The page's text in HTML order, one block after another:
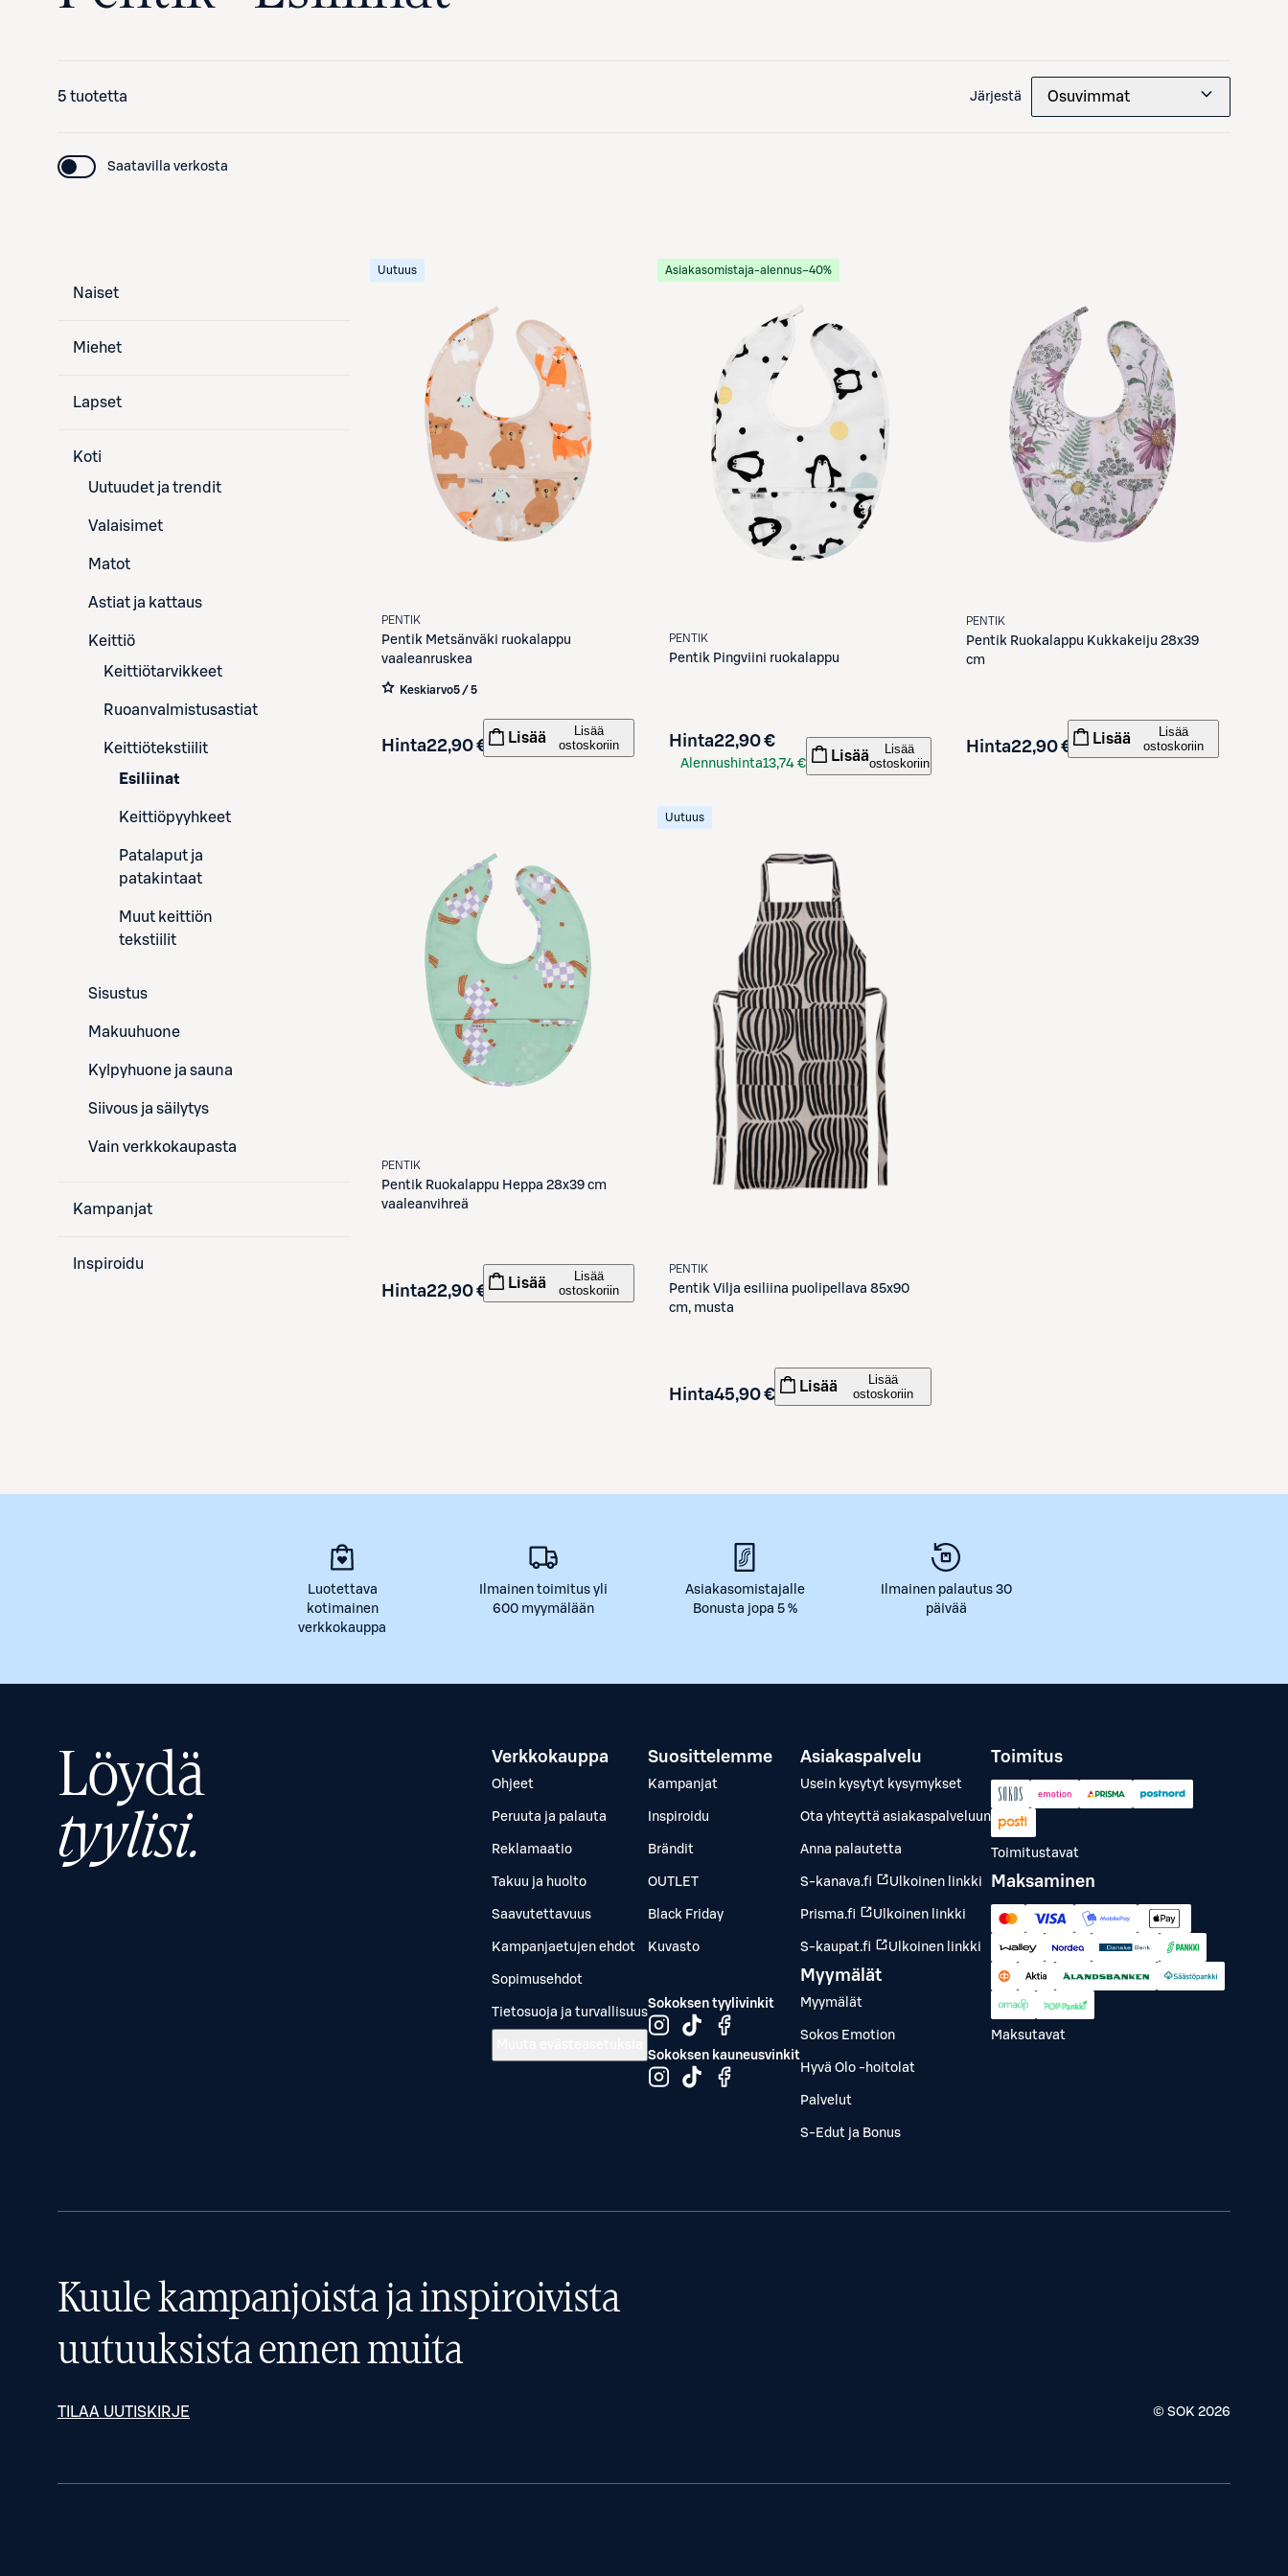
5 tuotetta Järjestä Osuvimmat
Saatavilla verkosta
Naiset
Miehet
Lapset
Koti
Uutuudet ja trendit
Valaisimet
Matot
Astiat ja kattaus
Keittiö
Keittiötarvikkeet
Ruoanvalmistusastiat
Keittiötekstiilit
Esiliinat
Keittiöpyyhkeet
Patalaput ja
patakintaat
Muut keittiön
tekstiilit
Sisustus
Makuuhuone
Kylpyhuone ja sauna
Siivous ja säilytys
Vain verkkokaupasta
Kampanjat
Inspiroidu
Uutuus
PENTIK
Pentik Metsänväki ruokalappu
vaaleanruskea
Keskiarvo5 / 5
Hinta22,90 € Lisää
Lisää
ostoskoriin
Asiakasomistaja-alennus−40%
PENTIK
Pentik Pingviini ruokalappu
Hinta22,90 €
Alennushinta13,74 € Lisää
Lisää
ostoskoriin
PENTIK
Pentik Ruokalappu Kukkakeiju 28x39
cm
Hinta22,90 € Lisää
Lisää
ostoskoriin
PENTIK
Pentik Ruokalappu Heppa 28x39 cm
vaaleanvihreä
Hinta22,90 € Lisää
Lisää
ostoskoriin
Uutuus
PENTIK
Pentik Vilja esiliina puolipellava 85x90
cm, musta
Hinta45,90 € Lisää
Lisää
ostoskoriin
Luotettava
kotimainen
verkkokauppa
Ilmainen toimitus yli
600 myymälään
Asiakasomistajalle
Bonusta jopa 5 %
Ilmainen palautus 30
päivää
Löydä
tyylisi.
Verkkokauppa
Ohjeet
Peruuta ja palauta
Reklamaatio
Takuu ja huolto
Saavutettavuus
Kampanjaetujen ehdot
Sopimusehdot
Tietosuoja ja turvallisuus
Suosittelemme
Kampanjat
Inspiroidu
Brändit
OUTLET
Black Friday
Kuvasto
Sokoksen tyylivinkit
Sokoksen kauneusvinkit
Asiakaspalvelu
Usein kysytyt kysymykset
Ota yhteyttä asiakaspalveluun
Anna palautetta
S-kanava.fi Ulkoinen linkki
Prisma.fi Ulkoinen linkki
S-kaupat.fi Ulkoinen linkki
Myymälät
Myymälät
Sokos Emotion
Hyvä Olo -hoitolat
Palvelut
S-Edut ja Bonus
Toimitus
Toimitustavat
Maksaminen
Maksutavat
Kuule kampanjoista ja inspiroivista
uutuuksista ennen muita
TILAA UUTISKIRJE © SOK 2026